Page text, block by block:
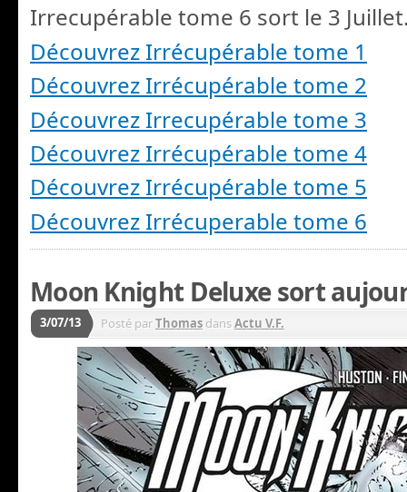
Irrecupérable tome 6 sort le 3
Découvrez Irrécupérable tome 1
Découvrez Irrécupérable tome 2
Découvrez Irrecupérable tome 3
Découvrez Irrécupérable tome 4
Découvrez Irrécupérable tome 5
Découvrez Irrécuperable tome 6
Moon Knight Deluxe sort
3/07/13 Posté parThomas dansActu V.F.